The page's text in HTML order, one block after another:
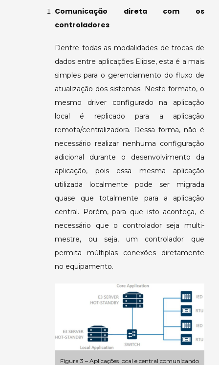
Comunicação direta com os
controladores
Dentre todas as modalidades de trocas de
dados entre aplicações Elipse, esta é a mais
simples para o gerenciamento do fluxo de
atualização dos sistemas. Neste formato, o
mesmo driver configurado na aplicação
local é replicado para a aplicação
remota/centralizadora. Dessa forma, não é
necessário realizar nenhuma configuração
adicional durante o desenvolvimento da
aplicação, pois essa mesma aplicação
utilizada localmente pode ser migrada
quase que totalmente para a aplicação
central. Porém, para que isto aconteça, é
necessário que o controlador seja multi-
mestre, ou seja, um controlador que
permita múltiplas conexões diretamente
no equipamento.
Figura 3 – Aplicações local e central comunicando